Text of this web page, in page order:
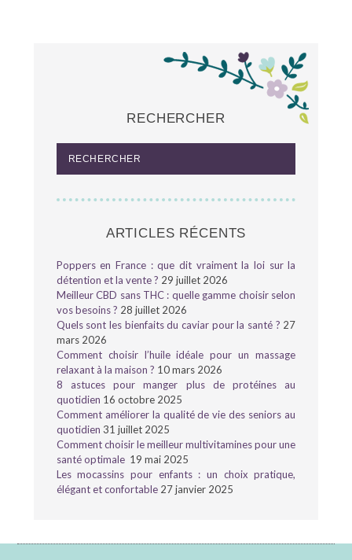
RECHERCHER
ARTICLES RÉCENTS
Poppers en France : que dit vraiment la loi sur la
détention et la vente ? 29 juillet 2026
Meilleur CBD sans THC : quelle gamme choisir selon
vos besoins ? 28 juillet 2026
Quels sont les bienfaits du caviar pour la santé ? 27
mars 2026
Comment choisir l’huile idéale pour un massage
relaxant à la maison ? 10 mars 2026
8 astuces pour manger plus de protéines au
quotidien 16 octobre 2025
Comment améliorer la qualité de vie des seniors au
quotidien 31 juillet 2025
Comment choisir le meilleur multivitamines pour une
santé optimale 19 mai 2025
Les mocassins pour enfants : un choix pratique,
élégant et confortable 27 janvier 2025